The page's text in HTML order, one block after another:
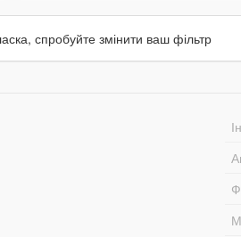
спробуйте змінити ваш фільтр